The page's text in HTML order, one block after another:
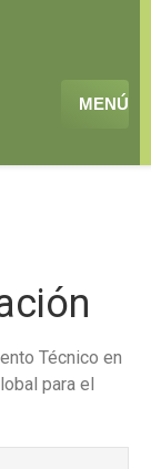
MENÚ
Técnico en
para el